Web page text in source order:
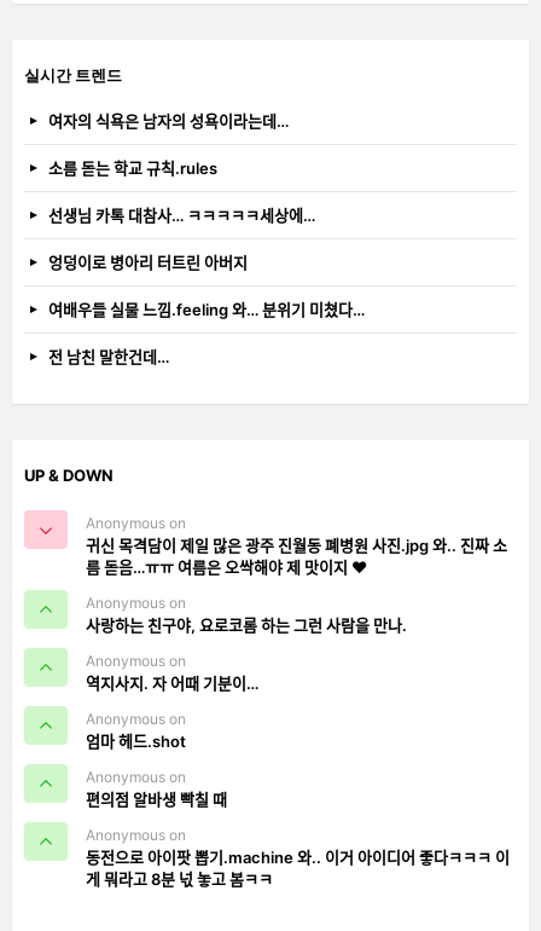
실시간 트렌드
여자의 식욕은 남자의 성욕이라는데…
소름 돋는 학교 규칙.rules
선생님 카톡 대참사… ㅋㅋㅋㅋㅋ세상에…
엉덩이로 병아리 터트린 아버지
여배우들 실물 느낌.feeling 와… 분위기 미쳤다…
전 남친 말한건데…
UP & DOWN
Anonymous on
귀신 목격담이 제일 많은 광주 진월동 폐병원 사진.jpg 와.. 진짜 소
름 돋음…ㅠㅠ 여름은 오싹해야 제 맛이지 ❤️
Anonymous on
사랑하는 친구야, 요로코롬 하는 그런 사람을 만나.
Anonymous on
역지사지. 자 어때 기분이…
Anonymous on
엄마 헤드.shot
Anonymous on
편의점 알바생 빡칠 때
Anonymous on
동전으로 아이팟 뽑기.machine 와.. 이거 아이디어 좋다ㅋㅋㅋ 이
게 뭐라고 8분 넋 놓고 봄ㅋㅋ